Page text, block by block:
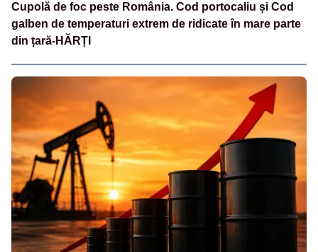
Cupolă de foc peste România. Cod portocaliu și Cod
galben de temperaturi extrem de ridicate în mare parte
din țară-HĂRȚI